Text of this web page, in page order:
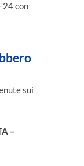
con
sui
–